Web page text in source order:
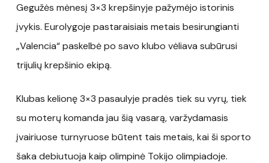
Gegužės mėnesį 3×3 krepšinyje pažymėjo istorinis
įvykis. Eurolygoje pastaraisiais metais besirungianti
„Valencia“ paskelbė po savo klubo vėliava subūrusi
trijulių krepšinio ekipą.
Klubas kelionę 3×3 pasaulyje pradės tiek su vyrų, tiek
su moterų komanda jau šią vasarą, varžydamasis
įvairiuose turnyruose būtent tais metais, kai ši sporto
šaka debiutuoja kaip olimpinė Tokijo olimpiadoje.